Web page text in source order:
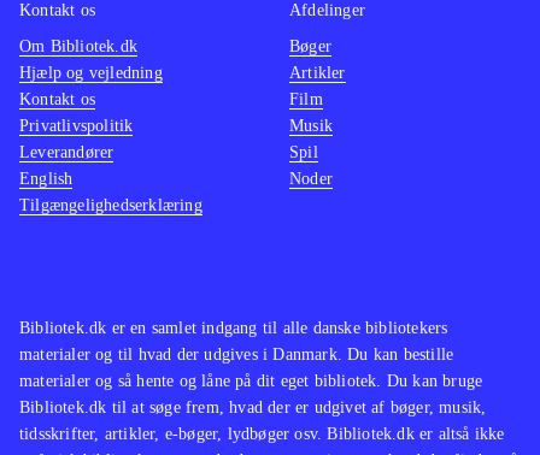
Bibliotek.dk er en samlet indgang til alle danske bibliotekers
materialer og til hvad der udgives i Danmark. Du kan bestille
materialer og så hente og låne på dit eget bibliotek. Du kan bruge
Bibliotek.dk til at søge frem, hvad der er udgivet af bøger, musik,
tidsskrifter, artikler, e-bøger, lydbøger osv. Bibliotek.dk er altså ikke
Kontakt os
Om Bibliotek.dk
Hjælp og vejledning
Kontakt os
Privatlivspolitik
Leverandører
English
Tilgængelighedserklæring
Afdelinger
Bøger
Artikler
Film
Musik
Spil
Noder